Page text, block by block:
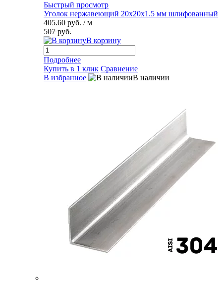
Быстрый просмотр
Уголок нержавеющий 20х20х1.5 мм шлифованный
405.60 руб. / м
507 руб.
В корзину
Подробнее
Купить в 1 клик Сравнение
В избранное
В наличии